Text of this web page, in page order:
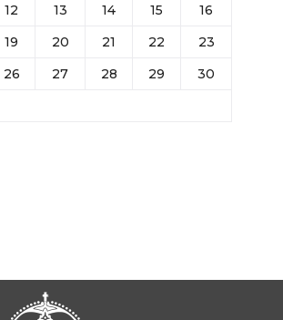
12 13 14 15
16
19 20 21 22
23
26 27 28 29
30